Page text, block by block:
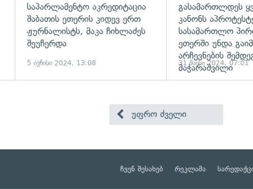
საპარლამენტო აკრედიტაცია
შაბათის ეთერის კიდევ ერთ
ჟურნალისტს, მაკა ჩიხლაძეს
შეუჩერდა
5 ივნისი 2024, 13:08
გასამართლდეს
კანონს
სასამართლო
ეთერში უნდა
არჩევნების
მაჭარაშვილი
31 მაისი 2024, 07:01
უფრო ძველი
ჩვენ შესახებ რეკლამა